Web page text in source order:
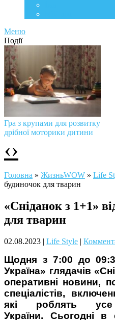
Меню
Події
Гра з крупами для розвитку
дрібної моторики дитини
Чому дітям корисно читати
Материнське вигорання: як
собі допомогти
‹›
Головна » ЖизньWOW » Life
будиночок для тварин
«Сніданок з 1+1»
для тварин
02.08.2023 | Life Style |
Щодня з 7:00 до
Україна» глядачів
оперативні новини,
спеціалістів,
які роблять
України. Сьогодні